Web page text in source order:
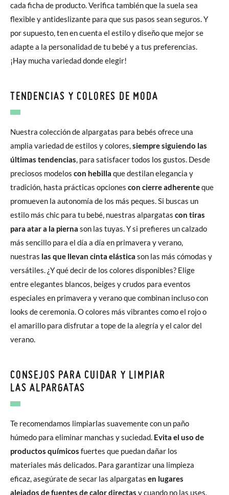
cada ficha de producto. Verifica también que la suela sea
flexible y antideslizante para que sus pasos sean seguros. Y
por supuesto, ten en cuenta el estilo y diseño que mejor se
adapte a la personalidad de tu bebé y a tus preferencias.
¡Hay mucha variedad donde elegir!
TENDENCIAS Y COLORES DE MODA
Nuestra colección de alpargatas para bebés ofrece una
amplia variedad de estilos y colores,siempre siguiendo las
últimas tendencias, para satisfacer todos los gustos. Desde
preciosos modelos con hebilla que destilan elegancia y
tradición, hasta prácticas opciones con cierre adherenteque
promueven la autonomía de los más peques. Si buscas un
estilo más chic para tu bebé, nuestras alpargatas con tiras
para atar a la pierna son las tuyas. Y si prefieres un calzado
más sencillo para el día a día en primavera y verano,
nuestras las que llevan cinta elástica son las más cómodas y
versátiles. ¿Y qué decir de los colores disponibles? Elige
entre elegantes blancos, beiges y crudos para eventos
especiales en primavera y verano que combinan incluso con
looks de ceremonia. O colores más vibrantes como el rojo o
el amarillo para disfrutar a tope de la alegría y el calor del
verano.
CONSEJOS PARA CUIDAR Y LIMPIAR
LAS ALPARGATAS
Te recomendamos limpiarlas suavemente con un paño
húmedo para eliminar manchas y suciedad. Evita el uso de
productos químicos fuertes que puedan dañar los
materiales más delicados. Para garantizar una limpieza
eficaz, asegúrate de secar las alpargatas en lugares
alejados de fuentes de calor directas y cuando no las uses,